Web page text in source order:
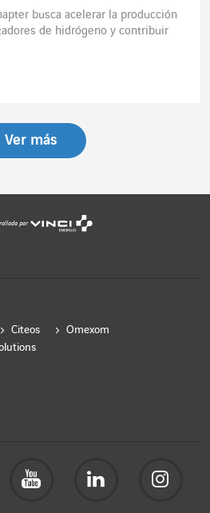
busca acelerar la producción
de hidrógeno y contribuir
Ver más
por
Citeos
Omexom